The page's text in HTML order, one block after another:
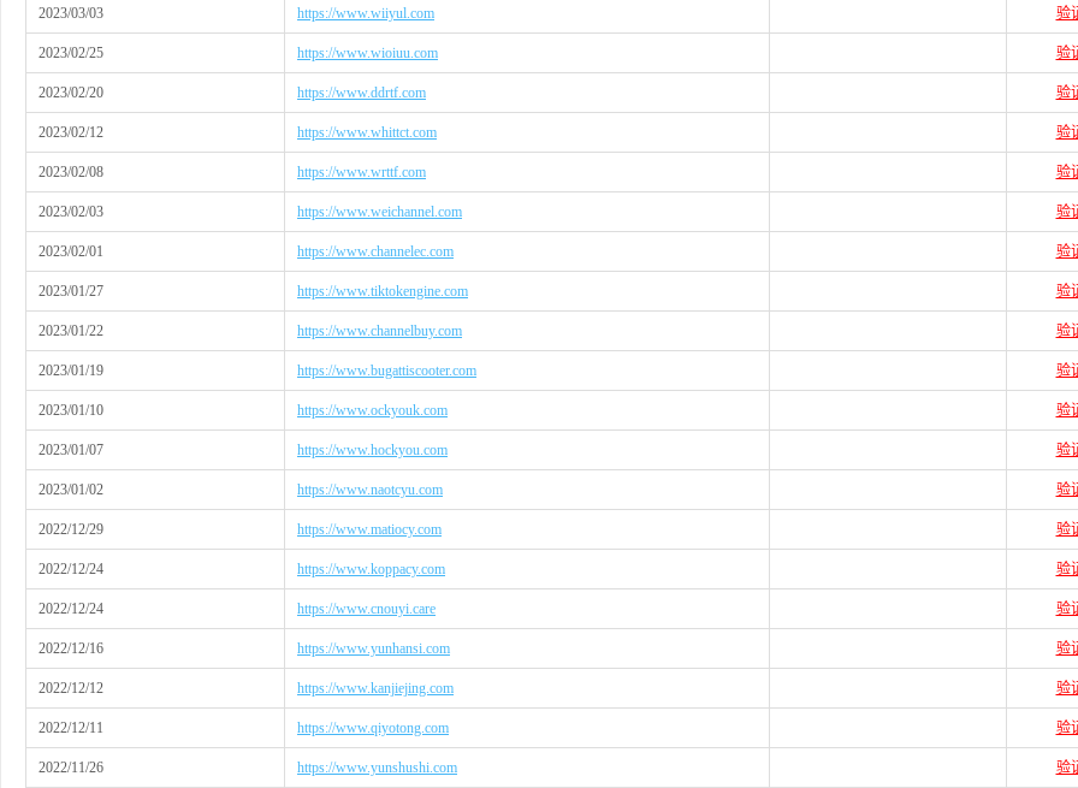
2023/03/03 https://www.wiiyul.com 验
2023/02/25 https://www.wioiuu.com 验
2023/02/20 https://www.ddrtf.com 验
2023/02/12 https://www.whittct.com 验
2023/02/08 https://www.wrttf.com 验
2023/02/03 https://www.weichannel.com 验
2023/02/01 https://www.channelec.com 验
2023/01/27 https://www.tiktokengine.com 验
2023/01/22 https://www.channelbuy.com 验
2023/01/19 https://www.bugattiscooter.com 验
2023/01/10 https://www.ockyouk.com 验
2023/01/07 https://www.hockyou.com 验
2023/01/02 https://www.naotcyu.com 验
2022/12/29 https://www.matiocy.com 验
2022/12/24 https://www.koppacy.com 验
2022/12/24 https://www.cnouyi.care 验
2022/12/16 https://www.yunhansi.com 验
2022/12/12 https://www.kanjiejing.com 验
2022/12/11 https://www.qiyotong.com 验
2022/11/26 https://www.yunshushi.com 验